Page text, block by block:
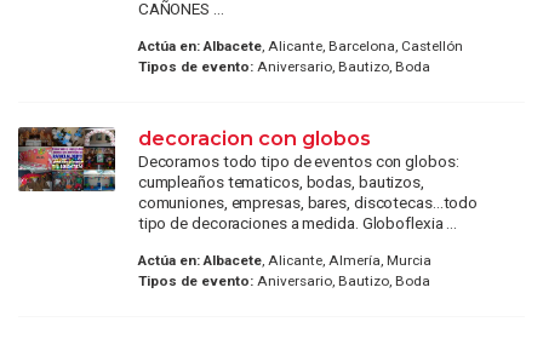
CAÑONES ...
Actúa en: Albacete, Alicante, Barcelona, Castellón
Tipos de evento:Aniversario, Bautizo, Boda
decoracion con globos
Decoramos todo tipo de eventos con globos:
cumpleaños tematicos, bodas, bautizos,
comuniones, empresas, bares, discotecas...todo
tipo de decoraciones a medida. Globoflexia ...
Actúa en: Albacete, Alicante, Almería, Murcia
Tipos de evento:Aniversario, Bautizo, Boda